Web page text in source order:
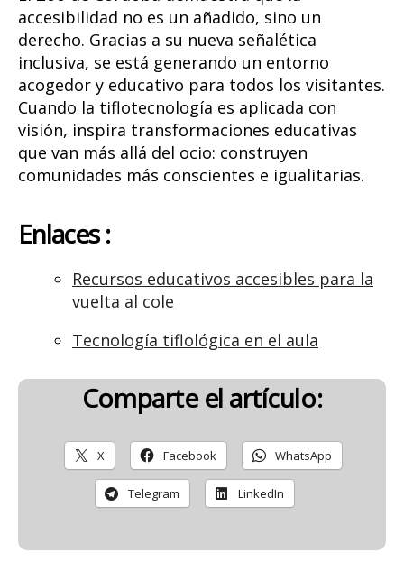
accesibilidad no es un añadido, sino un
derecho. Gracias a su nueva señalética
inclusiva, se está generando un entorno
acogedor y educativo para todos los visitantes.
Cuando la tiflotecnología es aplicada con
visión, inspira transformaciones educativas
que van más allá del ocio: construyen
comunidades más conscientes e igualitarias.
Enlaces :
Recursos educativos accesibles para la
vuelta al cole
Tecnología tiflológica en el aula
Comparte el artículo:
X Facebook WhatsApp
Telegram LinkedIn